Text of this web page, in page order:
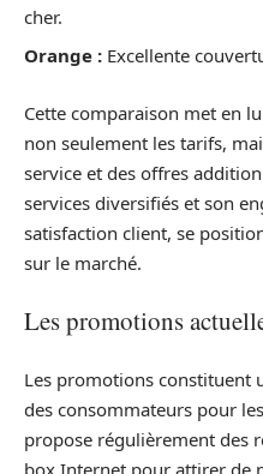
cher.
Orange : Excellente
Cette comparaison met en
non seulement les tarifs,
service et des offres
services diversifiés et son
satisfaction client, se
sur le marché.
Les promotions
Les promotions constituent
des consommateurs pour
propose régulièrement des
box Internet pour attirer de